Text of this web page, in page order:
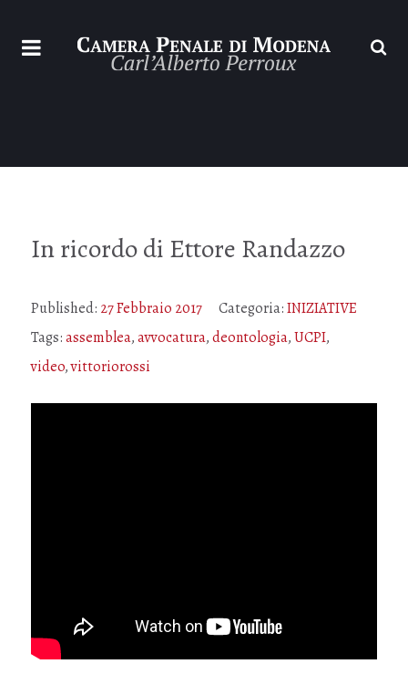
In ricordo di Ettore Randazzo
Published: 27 Febbraio 2017 Categoria:INIZIATIVE
Tags:assemblea,avvocatura,deontologia,UCPI,
video,vittoriorossi